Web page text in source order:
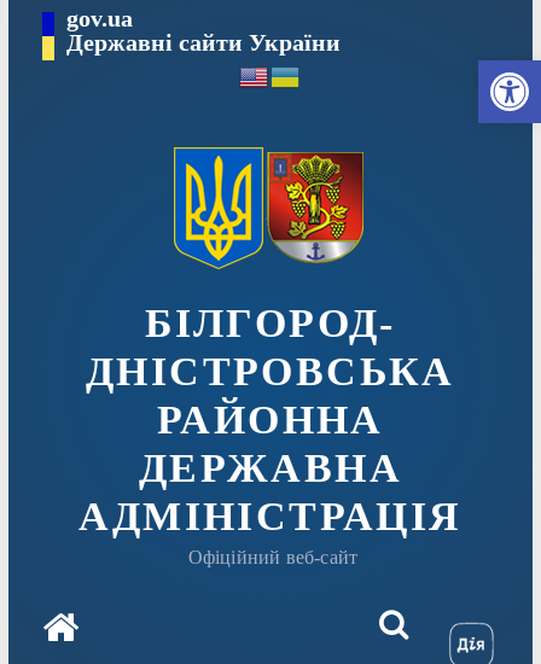
вмісту
gov.ua
Державні сайти України
БІЛГОРОД-
ДНІСТРОВСЬКА
РАЙОННА
ДЕРЖАВНА
АДМІНІСТРАЦІЯ
Офіційний веб-сайт